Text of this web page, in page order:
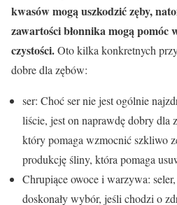
kwasów mogą uszkodzić zęby,
zawartości błonnika mogą
czystości.Oto kilka konkretnych
dobre dla zębów:
ser: Choć ser nie jest ogólnie
liście, jest on naprawdę dobry dla
który pomaga wzmocnić szkliwo
produkcję śliny, która pomaga
Chrupiące owoce i warzywa:
doskonały wybór, jeśli chodzi o